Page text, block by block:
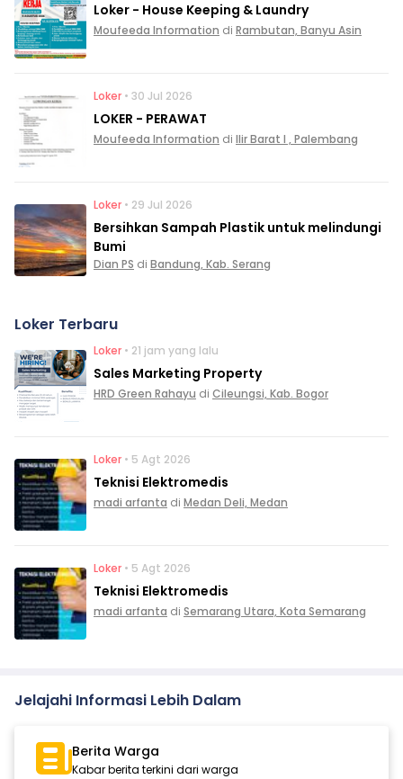
Loker - House Keeping & Laundry
Moufeeda Information di Rambutan, Banyu Asin
Loker • 30 Jul 2026
LOKER - PERAWAT
Moufeeda Information di Ilir Barat I , Palembang
Loker • 29 Jul 2026
Bersihkan Sampah Plastik untuk melindungi
Bumi
Dian PS di Bandung, Kab. Serang
Loker Terbaru
Loker • 21 jam yang lalu
Sales Marketing Property
HRD Green Rahayu di Cileungsi, Kab. Bogor
Loker • 5 Agt 2026
Teknisi Elektromedis
madi arfanta di Medan Deli, Medan
Loker • 5 Agt 2026
Teknisi Elektromedis
madi arfanta di Semarang Utara, Kota Semarang
Jelajahi Informasi Lebih Dalam
Berita Warga
Kabar berita terkini dari warga